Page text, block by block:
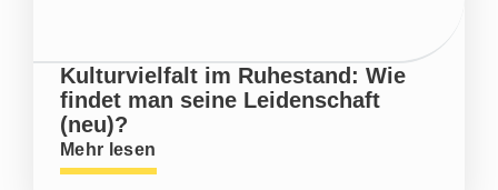
Kulturvielfalt im Ruhestand: Wie
findet man seine Leidenschaft
(neu)?
Mehr lesen